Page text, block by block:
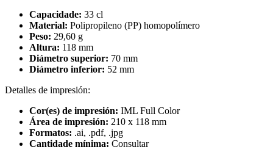
Capacidade: 33 cl
Material: Polipropileno (PP) homopolímero
Peso: 29,60 g
Altura: 118 mm
Diámetro superior: 70 mm
Diámetro inferior: 52 mm
Detalles de impresión:
Cor(es) de impresión: IML Full Color
Área de impresión: 210 x 118 mm
Formatos: .ai, .pdf, .jpg
Cantidade mínima: Consultar